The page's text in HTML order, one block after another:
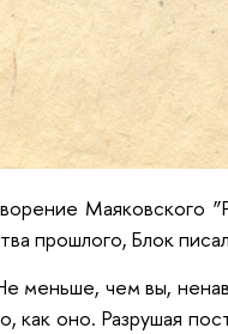
Маяковского
прошлого, Блок
меньше, чем вы,
как оно. Разрушая